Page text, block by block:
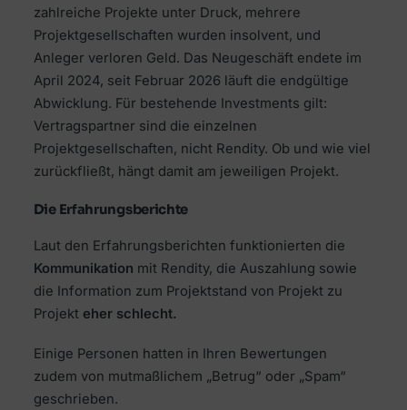
zahlreiche Projekte unter Druck, mehrere
Projektgesellschaften wurden insolvent, und
Anleger verloren Geld. Das Neugeschäft endete im
April 2024, seit Februar 2026 läuft die endgültige
Abwicklung. Für bestehende Investments gilt:
Vertragspartner sind die einzelnen
Projektgesellschaften, nicht Rendity. Ob und wie viel
zurückfließt, hängt damit am jeweiligen Projekt.
Die Erfahrungsberichte
Laut den Erfahrungsberichten funktionierten die
Kommunikation mit Rendity, die Auszahlung sowie
die Information zum Projektstand von Projekt zu
Projekt eher schlecht.
Einige Personen hatten in Ihren Bewertungen
zudem von mutmaßlichem „Betrug“ oder „Spam“
geschrieben.